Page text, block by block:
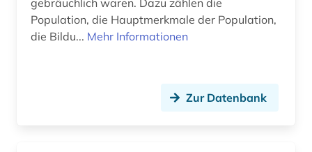
schüler (1)
gebräuchlich waren. Dazu zählen die
Population, die Hauptmerkmale der Population,
die Bildu... Mehr Informationen
Zur Datenbank